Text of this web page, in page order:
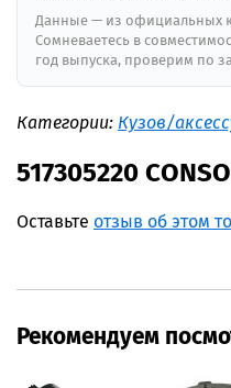
Данные — из официальных
Сомневаетесь в
год выпуска, проверим по
Категории: Кузов/
517305220
Оставьте отзыв об этом
Рекомендуем